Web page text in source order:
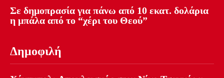
Σε δημοπρασία για πάνω από 10 εκατ. δολάρια
η μπάλα από το “χέρι του Θεού”
Δημοφιλή